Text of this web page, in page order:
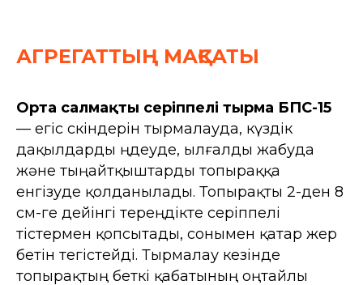
АГРЕГАТТЫҢ МАҚСАТЫ
Орта салмақты серіппелі тырма БПС-15
— егіс өскіндерін тырмалауда, күздік
дақылдарды өңдеуде, ылғалды жабуда
және тыңайтқыштарды топыраққа
енгізуде қолданылады. Топырақты 2-ден 8
см-ге дейінгі тереңдікте серіппелі
тістермен қопсытады, сонымен қатар жер
бетін тегістейді. Тырмалау кезінде
топырақтың беткі қабатының оңтайлы